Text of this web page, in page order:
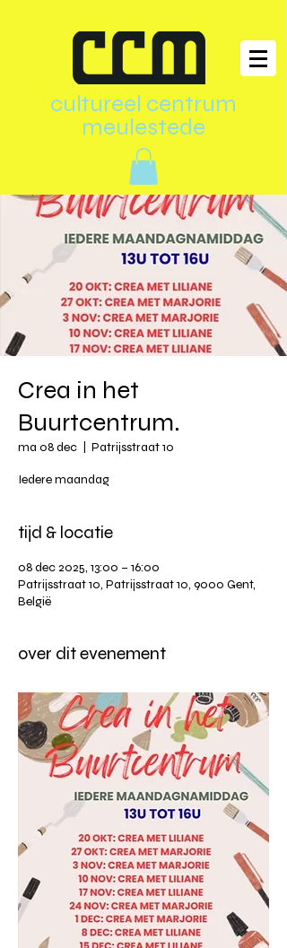
cultureel centrum
meulestede
Crea in het
Buurtcentrum.
ma 08 dec Patrijsstraat 10
Iedere maandag
tijd & locatie
08 dec 2025, 13:00 – 16:00
Patrijsstraat 10, Patrijsstraat 10, 9000 Gent,
België
over dit evenement